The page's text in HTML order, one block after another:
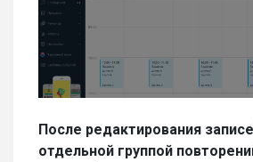
После редактирования
отдельной группой